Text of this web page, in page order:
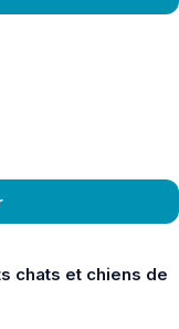
chats et chiens de